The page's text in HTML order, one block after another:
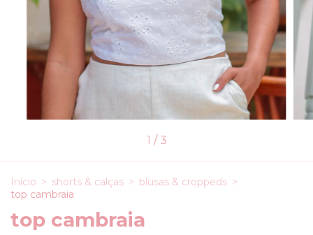
1 / 3
Início > shorts & calças > blusas & croppeds >
top cambraia
top cambraia